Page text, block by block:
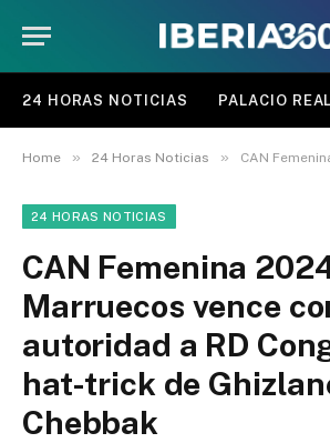
24 HORAS NOTICIAS PALACIO
Home » 24 Horas Noticias » CAN Femenina 2024 : Marruecos
24 HORAS NOTICIAS
CAN Femenina
Marruecos vence
autoridad a RD
hat-trick de
Chebbak